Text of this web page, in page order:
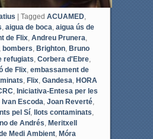
Tagged ACUAMED,
, aigua de boca, aigua ús de
de Flix, Andreu Prunera,
bombers, Brighton, Bruno
refugiats, Corbera d'Ebre,
de Flix, embassament de
, Flix, Gandesa, HORA
, Iniciativa-Entesa per les
Ivan Escoda, Joan Reverté,
pel Sí, llots contaminats,
de Andrés, Meritxell
Medi Ambient, Móra